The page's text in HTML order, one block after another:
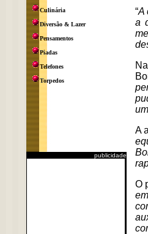
Culinária
Diversão & Lazer
Pensamentos
Piadas
Telefones
Torpedos
publicidade
“A
a
A
O